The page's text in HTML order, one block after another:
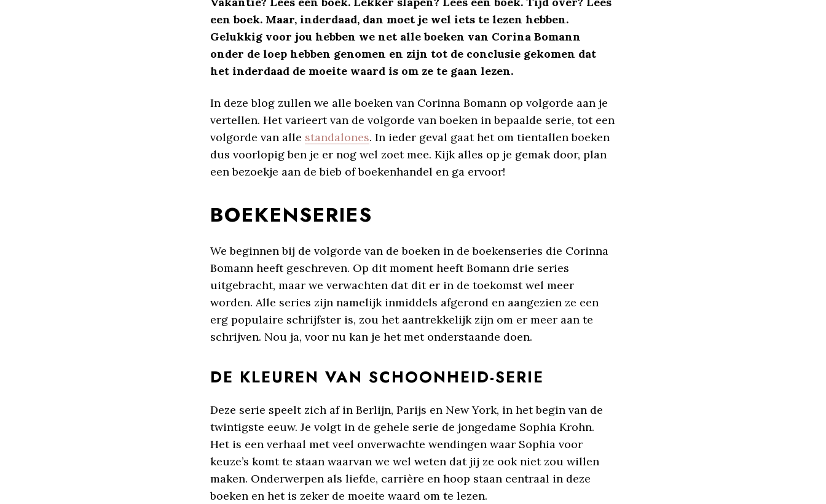
een boek. Maar, inderdaad, dan moet je wel iets te lezen hebben.
Gelukkig voor jou hebben we net alle boeken van Corina Bomann
onder de loep hebben genomen en zijn tot de conclusie gekomen dat
het inderdaad de moeite waard is om ze te gaan lezen.
In deze blog zullen we alle boeken van Corinna Bomann op volgorde aan je
vertellen. Het varieert van de volgorde van boeken in bepaalde serie, tot een
volgorde van alle standalones. In ieder geval gaat het om tientallen boeken
dus voorlopig ben je er nog wel zoet mee. Kijk alles op je gemak door, plan
een bezoekje aan de bieb of boekenhandel en ga ervoor!
BOEKENSERIES
We beginnen bij de volgorde van de boeken in de boekenseries die Corinna
Bomann heeft geschreven. Op dit moment heeft Bomann drie series
uitgebracht, maar we verwachten dat dit er in de toekomst wel meer
worden. Alle series zijn namelijk inmiddels afgerond en aangezien ze een
erg populaire schrijfster is, zou het aantrekkelijk zijn om er meer aan te
schrijven. Nou ja, voor nu kan je het met onderstaande doen.
DE KLEUREN VAN SCHOONHEID-SERIE
Deze serie speelt zich af in Berlijn, Parijs en New York, in het begin van de
twintigste eeuw. Je volgt in de gehele serie de jongedame Sophia Krohn.
Het is een verhaal met veel onverwachte wendingen waar Sophia voor
keuze’s komt te staan waarvan we wel weten dat jij ze ook niet zou willen
maken. Onderwerpen als liefde, carrière en hoop staan centraal in deze
boeken en het is zeker de moeite waard om te lezen.